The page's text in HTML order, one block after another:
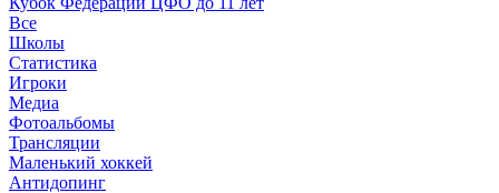
Все
Школы
Статистика
Игроки
Медиа
Фотоальбомы
Трансляции
Маленький хоккей
Антидопинг